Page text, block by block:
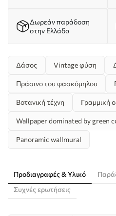
Δωρεάν παράδοση
στην Ελλάδα
Δάσος Vintage φύση
Πράσινο του φασκόμηλου
Βοτανική τέχνη Γραμμική
Wallpaper dominated by green
Panoramic wallmural
Προδιαγραφές & Υλικό
Συχνές ερωτήσεις